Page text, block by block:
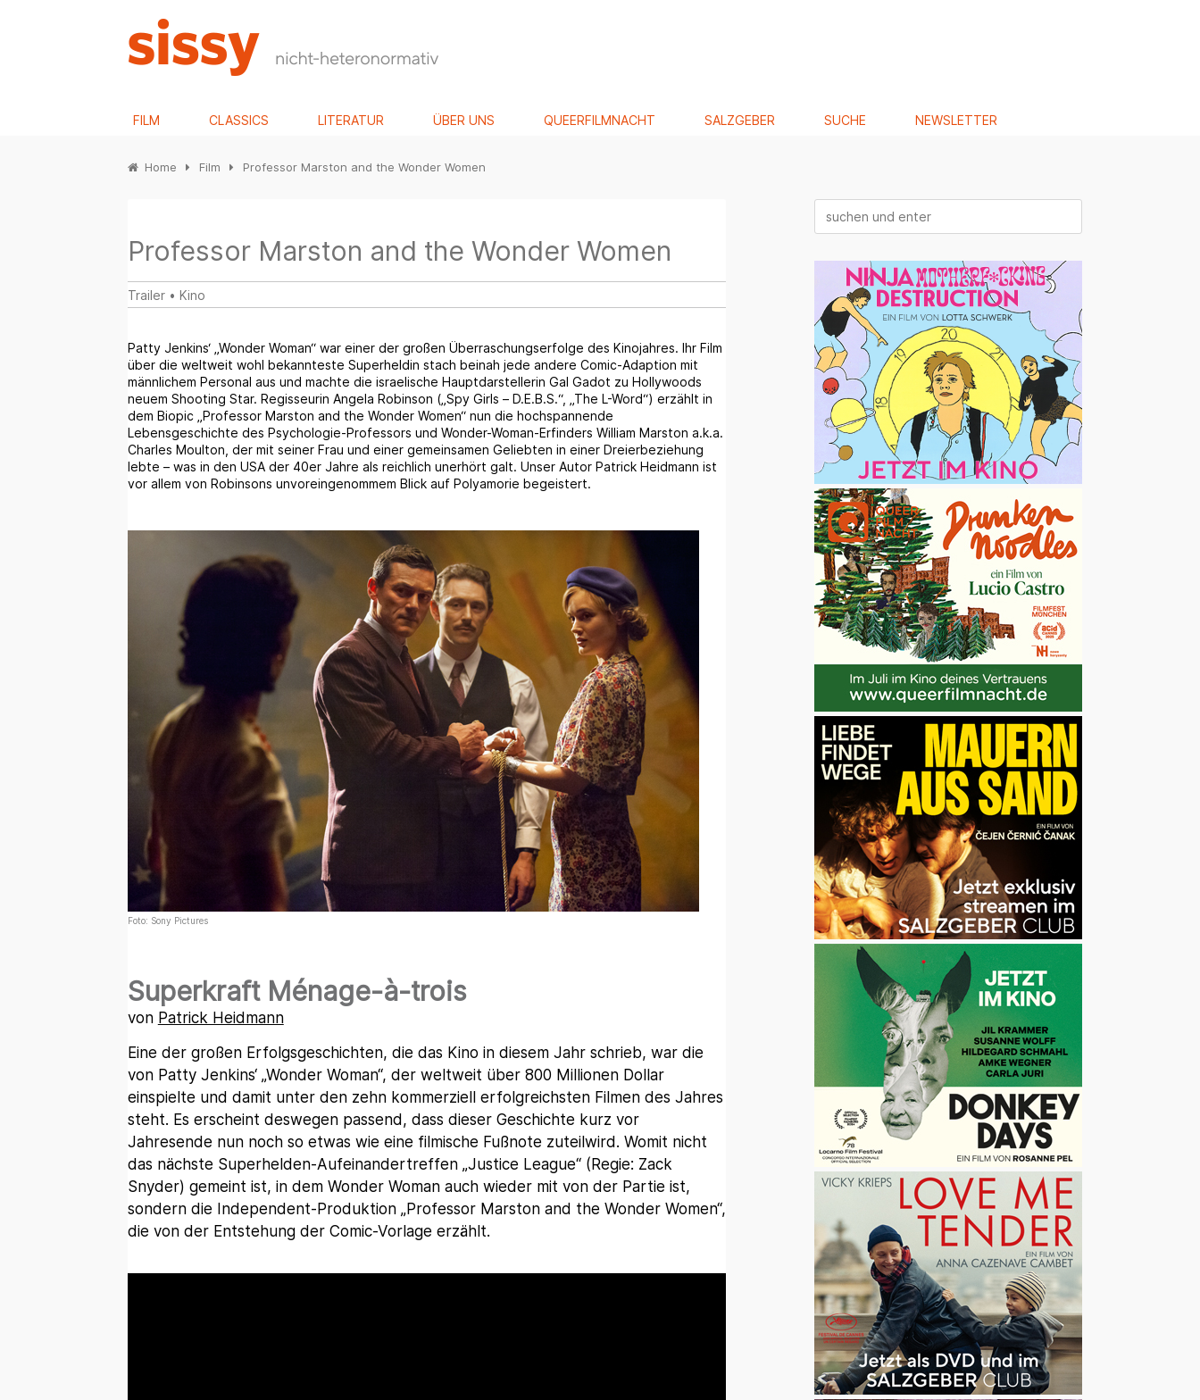
FILM CLASSICS LITERATUR ÜBER UNS QUEERFILMNACHT SALZGEBER SUCHE NEWSLETTER
Home Film Professor Marston and the Wonder Women
Professor Marston and the Wonder Women
Trailer• Kino
Patty Jenkins‘ „Wonder Woman“ war einer der großen Überraschungserfolge des Kinojahres. Ihr Film
über die weltweit wohl bekannteste Superheldin stach beinah jede andere Comic-Adaption mit
männlichem Personal aus und machte die israelische Hauptdarstellerin Gal Gadot zu Hollywoods
neuem Shooting Star. Regisseurin Angela Robinson („Spy Girls – D.E.B.S.“, „The L-Word“) erzählt in
dem Biopic „Professor Marston and the Wonder Women“ nun die hochspannende
Lebensgeschichte des Psychologie-Professors und Wonder-Woman-Erfinders William Marston a.k.a.
Charles Moulton, der mit seiner Frau und einer gemeinsamen Geliebten in einer Dreierbeziehung
lebte – was in den USA der 40er Jahre als reichlich unerhört galt. Unser Autor Patrick Heidmann ist
vor allem von Robinsons unvoreingenommem Blick auf Polyamorie begeistert.
Foto: Sony Pictures
Superkraft Ménage-à-trois
von Patrick Heidmann
Eine der großen Erfolgsgeschichten, die das Kino in diesem Jahr schrieb, war die
von Patty Jenkins‘ „Wonder Woman“, der weltweit über 800 Millionen Dollar
einspielte und damit unter den zehn kommerziell erfolgreichsten Filmen des Jahres
steht. Es erscheint deswegen passend, dass dieser Geschichte kurz vor
Jahresende nun noch so etwas wie eine filmische Fußnote zuteilwird. Womit nicht
das nächste Superhelden-Aufeinandertreffen „Justice League“ (Regie: Zack
Snyder) gemeint ist, in dem Wonder Woman auch wieder mit von der Partie ist,
sondern die Independent-Produktion „Professor Marston and the Wonder Women“,
die von der Entstehung der Comic-Vorlage erzählt.